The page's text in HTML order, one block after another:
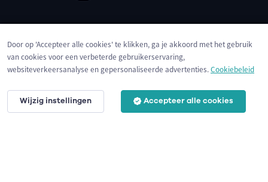
Privacybeleid Cookies
Door op 'Accepteer alle cookies' te klikken, ga je akkoord met het gebruik
van cookies voor een verbeterde gebruikerservaring,
websiteverkeersanalyse en gepersonaliseerde advertenties.Cookiebeleid
Wijzig instellingen Accepteer alle cookies